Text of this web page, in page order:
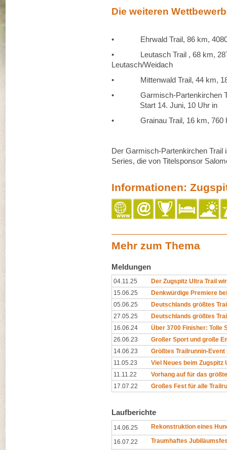
Die weiteren
• Ehrwald Trail, 86 km, 4080
• Leutasch Trail , 68 km, 2870
Leutasch/Weidach
• Mittenwald Trail, 44 km,
• Garmisch-Partenkirchen
Start 14. Juni, 10 Uhr in
• Grainau Trail, 16 km, 760
Der Garmisch-Partenkirchen Trail
Series, die von Titelsponsor
Informationen:
Mehr zum Thema
Meldungen
04.11.25
Der Zugspitz Ultra Trail
15.06.25
Denkwürdige Premiere
05.06.25
Deutschlands größtes
27.05.25
Deutschlands größtes
16.06.24
Über 3700 Finisher: Tolle
26.06.23
Großer Sport und große
14.06.23
Größtes Trailrunnin-
11.05.23
Viel Neues beim Zugspitz
11.11.22
Vorhang auf für das
17.07.22
Großes Fest für alle
Laufberichte
14.06.25 Rekonstruktion eines
16.07.22 Traumhaftes